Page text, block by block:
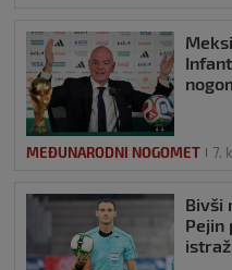
MEĐUNARODNI NOGOMET 7.
Bivši
Pejin